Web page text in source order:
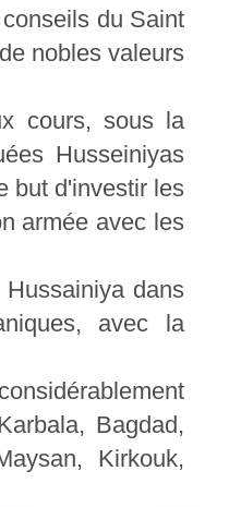
du Saint
nobles valeurs
cours, sous la
Husseiniyas
but d'investir les
armée avec les
dans
avec la
Bagdad,
Kirkouk,